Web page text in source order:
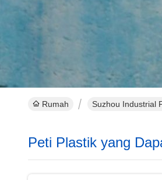
Rumah Suzhou Industrial
Peti Plastik yang